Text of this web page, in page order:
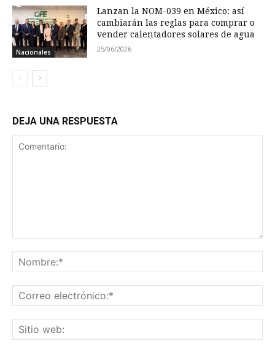
Nacionales
Lanzan la NOM-039 en México: así
cambiarán las reglas para comprar o
vender calentadores solares de agua
25/06/2026
DEJA UNA RESPUESTA